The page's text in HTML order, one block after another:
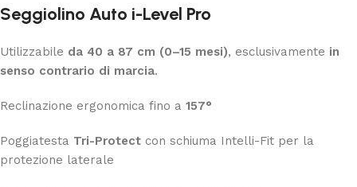
Seggiolino Auto i-Level Pro
Utilizzabile da 40 a 87 cm (0–15 mesi), esclusivamente in
senso contrario di marcia.
Reclinazione ergonomica fino a 157°
Poggiatesta Tri-Protect con schiuma Intelli-Fit per la
protezione laterale